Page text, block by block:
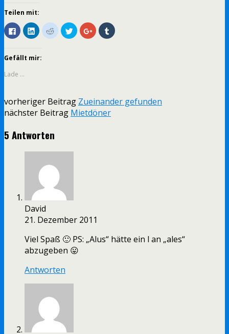
Teilen mit:
Klick,
um
zu
teilen
in
neuem
Klick,
um
zu
teilen
Klick,
um
Klick,
um
über
Zum
Teilen
Klick,
um
Gefällt mir:
Lade …
vorheriger Beitrag Zueinander gefunden
nächster Beitrag Mietdöner
5 Antworten
David
21. Dezember 2011
Viel Spaß 🙂 PS: „Alus“ hätte ein l an „ales“
abzugeben 😛
Antworten